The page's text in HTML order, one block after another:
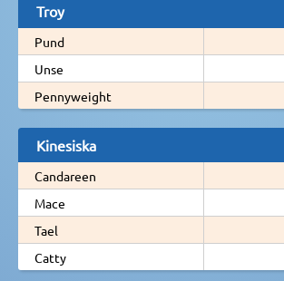
Troy
Pund
Unse
Pennyweight
Kinesiska
Candareen
Mace
Tael
Catty